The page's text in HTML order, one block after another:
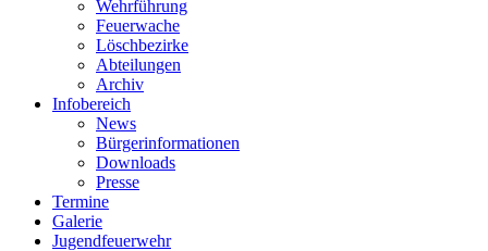
Wehrführung
Feuerwache
Löschbezirke
Abteilungen
Archiv
Infobereich
News
Bürgerinformationen
Downloads
Presse
Termine
Galerie
Jugendfeuerwehr